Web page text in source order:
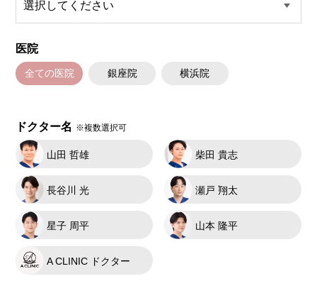
医院
全ての医院 銀座院 横浜院
ドクター名 ※複数選択可
山田 哲雄 柴田 貴志
長谷川 光 瀬戸 翔太
星子 周平 山本 隆平
A CLINIC ドクター